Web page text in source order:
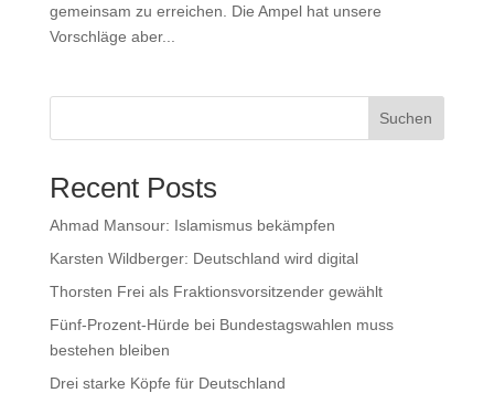
gemeinsam zu erreichen. Die Ampel hat unsere
Vorschläge aber...
Suchen
Recent Posts
Ahmad Mansour: Islamismus bekämpfen
Karsten Wildberger: Deutschland wird digital
Thorsten Frei als Fraktionsvorsitzender gewählt
Fünf-Prozent-Hürde bei Bundestagswahlen muss
bestehen bleiben
Drei starke Köpfe für Deutschland